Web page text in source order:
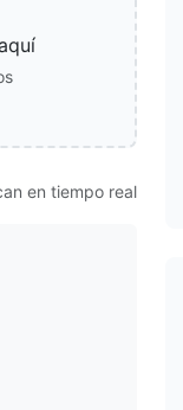
en tiempo real